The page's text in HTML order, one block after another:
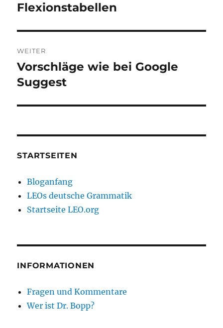
Beitrag:
Flexionstabellen
WEITER
Nächster
Beitrag:
Vorschläge wie bei Google
Suggest
STARTSEITEN
Bloganfang
LEOs deutsche Grammatik
Startseite LEO.org
INFORMATIONEN
Fragen und Kommentare
Wer ist Dr. Bopp?